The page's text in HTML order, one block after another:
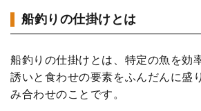
船釣りの仕掛けとは
船釣りの仕掛けとは、特定の魚を効
誘いと食わせの要素をふんだんに盛
み合わせのことです。